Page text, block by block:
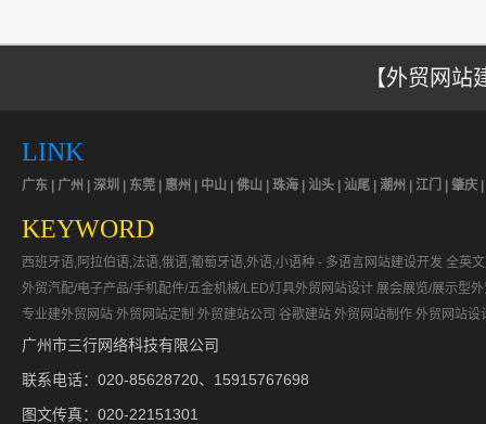
【外贸网
LINK
广东 | 广州 | 深圳 | 东莞 | 惠州 | 中山 | 佛山 | 珠海 | 汕头 | 汕尾 | 潮州 | 江门 | 肇庆
KEYWORD
西班牙语,阿拉伯语,法语,俄语,葡萄牙语,外语,小语种 - 多语言网站建设开发 全英
外贸汽配/电子产品/手机配件/五金机械/LED灯具外贸网站设计 展会展览/展示型
专业建外贸网站 外贸网站定制 外贸建站公司 谷歌建站 外贸网站制作 外贸网站设
广州市三行网络科技有限公司
联系电话：020-85628720、15915767698
图文传真：020-22151301